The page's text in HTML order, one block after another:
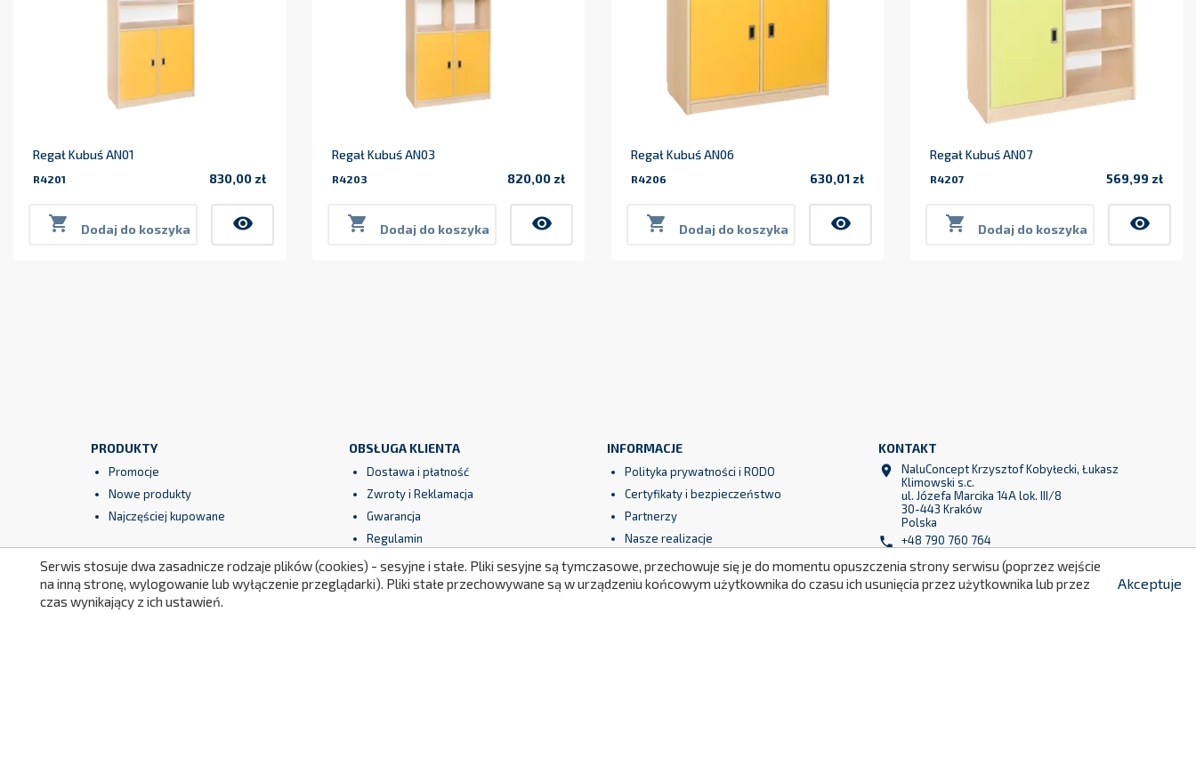
Regał Kubuś AN01
R4201 830,00 zł
 Dodaj do koszyka visibility
Regał Kubuś AN03
R4203 820,00 zł
 Dodaj do koszyka visibility
Regał Kubuś AN06
R4206 630,01 zł
 Dodaj do koszyka visibility
Regał Kubuś AN07
R4207 569,99 zł
 Dodaj do koszyka visibility
PRODUKTY
Promocje
Nowe produkty
Najczęściej kupowane
OBSŁUGA KLIENTA
Dostawa i płatność
Zwroty i Reklamacja
Gwarancja
Regulamin
Bezpieczne płatności
INFORMACJE
Polityka prywatności i RODO
Certyfikaty i bezpieczeństwo
Partnerzy
Nasze realizacje
Newsletter
Mapa strony
KONTAKT

NaluConcept Krzysztof Kobyłecki, Łukasz
Klimowski s.c.
ul. Józefa Marcika 14A lok. III/8
30-443 Kraków
Polska
 +48 790 760 764
 +48 790 760 513
 info@naluconcept.com
Serwis stosuje dwa zasadnicze rodzaje plików (cookies) - sesyjne i stałe. Pliki sesyjne są tymczasowe, przechowuje się je do momentu opuszczenia strony serwisu (poprzez wejście
na inną stronę, wylogowanie lub wyłączenie przeglądarki). Pliki stałe przechowywane są w urządzeniu końcowym użytkownika do czasu ich usunięcia przez użytkownika lub przez
czas wynikający z ich ustawień.
Akceptuje